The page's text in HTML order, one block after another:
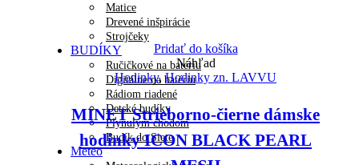
Matice
Drevené inšpirácie
Strojčeky
BUDÍKY
Ručičkové na batériu
Digitálne na batériu
Rádiom riadené
Detské budíky
Plynulým chodom
Budík do Siete
Meteo
Pridať do košíka
Náhľad
Hodinky,Hodinky zn. LAVVU
MINET Strieborno-čierne dámske
hodinky ICON BLACK PEARL